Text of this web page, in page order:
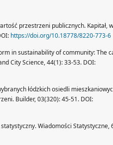
przestrzeni publicznych. Kapitał,
https://doi.org/10.18778/8220-773-6
in sustainability of community: The
City Science, 44(1): 33-53. DOI:
łódzkich osiedli
Builder, 03(320): 45-51. DOI:
Wiadomości Statystyczne,